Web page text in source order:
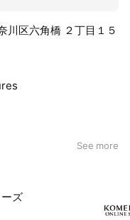
川区六角橋 ２丁目１５
See more
ズ